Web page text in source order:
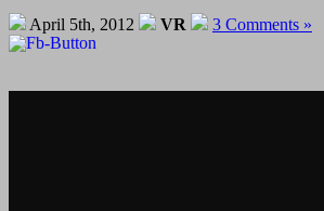
April 5th, 2012 VR 3 Comments »